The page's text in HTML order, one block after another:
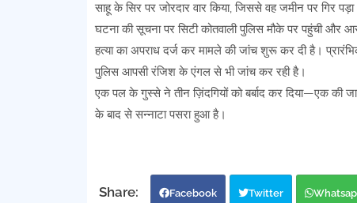
साहू के सिर पर जोरदार वार किया, जिससे वह जमीन पर गिर
घटना की सूचना पर सिटी कोतवाली पुलिस मौके पर पहुंची और
हत्या का अपराध दर्ज कर मामले की जांच शुरू कर दी है।
पुलिस आपसी रंजिश के एंगल से भी जांच कर रही है।
एक पल के गुस्से ने तीन ज़िंदगियों को बर्बाद कर दिया—एक
के बाद से सन्नाटा पसरा हुआ है।
Facebook Twitter